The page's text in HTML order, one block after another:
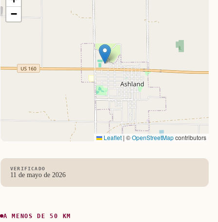
−
Leaflet | ©OpenStreetMapcontributors
VERIFICADO
11 de mayo de 2026
A MENOS DE 50 KM